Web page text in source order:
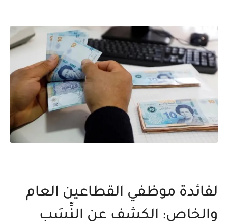
لفائدة موظفي القطاعين العام
والخاص: الكشف عن النِّسَب